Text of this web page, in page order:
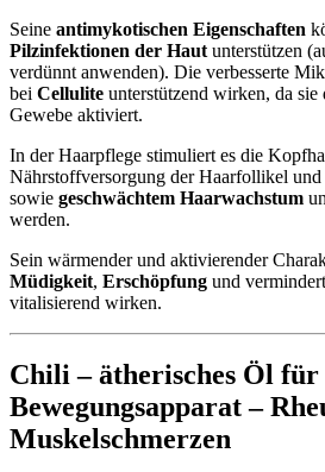
Seine antimykotischen Eigenschaften
Pilzinfektionen der Haut unterstützen
verdünnt anwenden). Die verbesserte
bei Cellulite unterstützend wirken, da
Gewebe aktiviert.
In der Haarpflege stimuliert es die
Nährstoffversorgung der Haarfollikel und
sowie geschwächtem Haarwachstum
werden.
Sein wärmender und aktivierender
Müdigkeit, Erschöpfung und
vitalisierend wirken.
Chili – ätherisches Öl für
Bewegungsapparat –
Muskelschmerzen